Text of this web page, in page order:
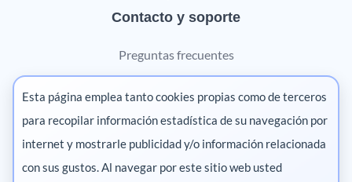
Contacto y soporte
Preguntas frecuentes
Contáctanos
Marketing digital
Pharma
Esta página emplea tanto cookies propias como de terceros
para recopilar información estadística de su navegación por
internet y mostrarle publicidad y/o información relacionada
con sus gustos. Al navegar por este sitio web usted